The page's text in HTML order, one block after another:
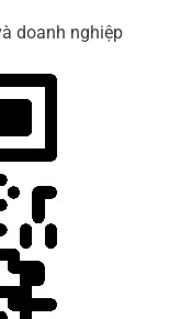
doanh nghiệp